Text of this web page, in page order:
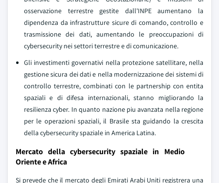
osservazione terrestre gestite dall'INPE aumentano la
dipendenza da infrastrutture sicure di comando, controllo e
trasmissione dei dati, aumentando le preoccupazioni di
cybersecurity nei settori terrestre e di comunicazione.
Gli investimenti governativi nella protezione satellitare, nella
gestione sicura dei dati e nella modernizzazione dei sistemi di
controllo terrestre, combinati con le partnership con entita
spaziali e di difesa internazionali, stanno migliorando la
resilienza cyber. In quanto nazione piu avanzata nella regione
per le operazioni spaziali, il Brasile sta guidando la crescita
della cybersecurity spaziale in America Latina.
Mercato della cybersecurity spaziale in Medio
Oriente e Africa
Si prevede che il mercato degli Emirati Arabi Uniti registrera una